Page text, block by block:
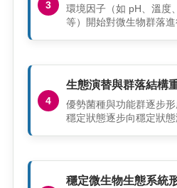
環境因子（如 pH、溫度
等）開始對微生物群落進
生態演替與群落結構
優勢菌種與功能群逐步
穩定狀態逐步向穩定狀態
穩定微生物生態系統